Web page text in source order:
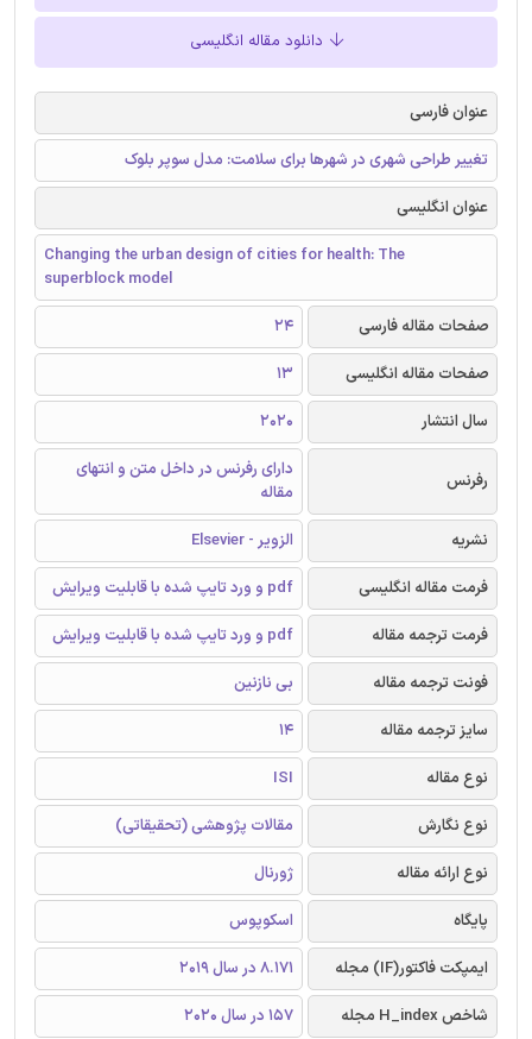
دانلود مقاله انگلیسی
عنوان فارسی
تغییر طراحی شهری در شهرها برای سلامت: مدل سوپر بلوک
عنوان انگلیسی
Changing the urban design of cities for health: The
superblock model
صفحات مقاله فارسی
24
صفحات مقاله انگلیسی
13
سال انتشار
2020
رفرنس
دارای رفرنس در داخل متن و انتهای
مقاله
نشریه
الزویر - Elsevier
فرمت مقاله انگلیسی
pdf و ورد تایپ شده با قابلیت ویرایش
فرمت ترجمه مقاله
pdf و ورد تایپ شده با قابلیت ویرایش
فونت ترجمه مقاله
بی نازنین
سایز ترجمه مقاله
14
نوع مقاله
ISI
نوع نگارش
مقالات پژوهشی (تحقیقاتی)
نوع ارائه مقاله
ژورنال
پایگاه
اسکوپوس
ایمپکت فاکتور(IF) مجله
8.171 در سال 2019
شاخص H_index مجله
157 در سال 2020